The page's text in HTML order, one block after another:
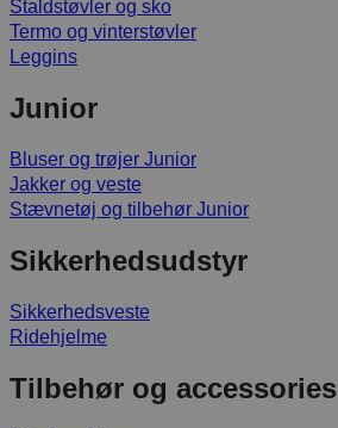
Staldstøvler og sko
Termo og vinterstøvler
Leggins
Junior
Bluser og trøjer Junior
Jakker og veste
Stævnetøj og tilbehør Junior
Sikkerhedsudstyr
Sikkerhedsveste
Ridehjelme
Tilbehør og accessories